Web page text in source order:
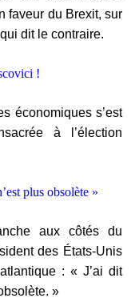
faveur du Brexit, sur
dit le contraire.
!
économiques s’est
à l’élection
plus obsolète »
aux côtés du
des États-Unis
: « J’ai dit
»